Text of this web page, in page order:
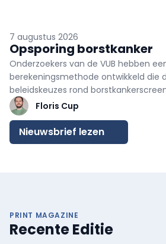
7 augustus 2026
Opsporing borstkanker
Onderzoekers van de VUB hebben
berekeningsmethode ontwikkeld die
beleidskeuzes rond
voorspellen. Volgens de
overheden om beter onderbouwde
over de organisatie van
Floris Cup
Nieuwsbrief lezen
PRINT MAGAZINE
Recente Editie